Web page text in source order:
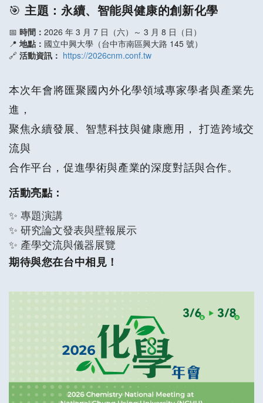
🎯 主題：永續、智能與健康的創新化學
📅 時間： 2026 年 3 月 7 日（六）～ 3 月 8 日（日）
📍 地點： 國立中興大學（台中市南區興大路 145 號）
🔗 活動資訊： https://2026cnm.conf.tw
本次年會將匯聚國內外化學領域專家學者與產業先
進，
聚焦永續發展、智慧科技與健康應用， 打造跨域交
流與
合作平台，促進學術與產業的深度對話與合作。
活動亮點：
✨ 專題演講
✨ 研究論文發表與壁報展示
✨ 產學交流與儀器展覽
期待與您在台中相見！